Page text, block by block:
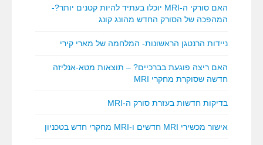
האם סורקי ה-MRI יוכלו בעתיד להיות קטנים יותר?-
המהפכה של הסורק החדש מהונג קונג
ניידות הרנטגן הראשונות- המלחמה של מארי קירי
האם ריצה פוגעת בברכיים? – תוצאות מטא-אנליזה
חדשה שסוקרת מחקרי MRI
בדיקות חדשות בעזרת סורק ה-MRI
אישור מכשירי MRI חדשים ו-MRI מחקרי חדש בטכניון